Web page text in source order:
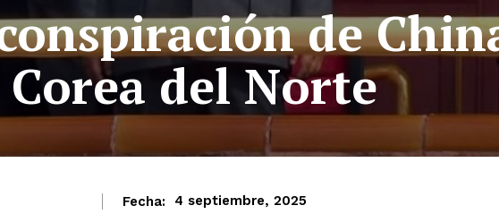
de
Corea del Norte
Fecha: 4 septiembre, 2025